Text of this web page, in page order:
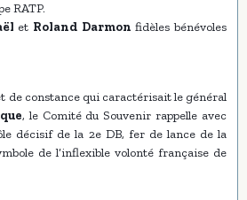
RATP.
et Roland Darmon fidèles bénévoles
de constance qui caractérisait le général
, le Comité du Souvenir rappelle avec
décisif de la 2e DB, fer de lance de la
de l’inflexible volonté française de